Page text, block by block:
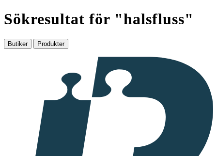
Sökresultat för "halsfluss"
Butiker Produkter